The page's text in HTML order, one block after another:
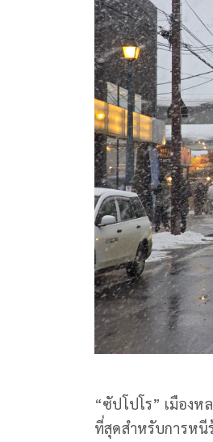
“ซัปโปโร” เมือง
ที่สุดสำหรับการหนี